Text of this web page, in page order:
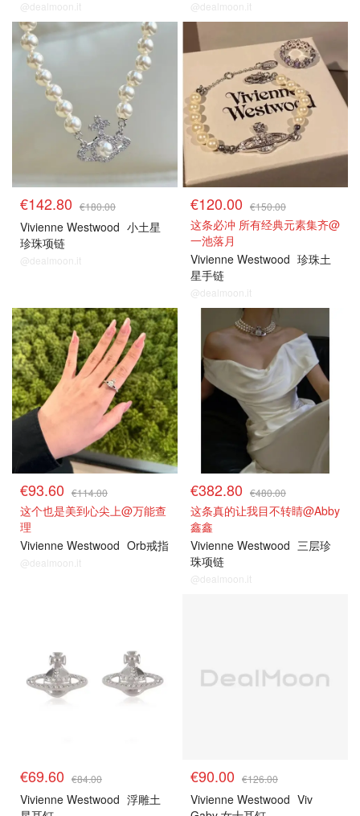
@dealmoon.it @dealmoon.it
€142.80 €180.00
Vivienne Westwood 小土星
珍珠项链
@dealmoon.it
€120.00 €150.00
这条必冲 所有经典元素集齐@
一池落月
Vivienne Westwood 珍珠土
星手链
@dealmoon.it
€93.60 €114.00
这个也是美到心尖上@万能查
理
Vivienne Westwood Orb戒指
@dealmoon.it
€382.80 €480.00
这条真的让我目不转睛@Abby
鑫鑫
Vivienne Westwood 三层珍
珠项链
@dealmoon.it
€69.60 €84.00
Vivienne Westwood 浮雕土
€90.00 €126.00
Vivienne Westwood Viv